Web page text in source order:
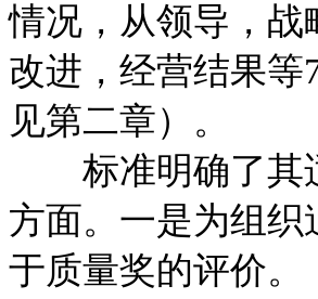
情况，从领导，
改进，经营结果
见第二章）。
标准明确了其适
方面。一是为组
于质量奖的评价。